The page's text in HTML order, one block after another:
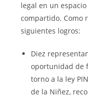
legal en un
compartido. Como
siguientes logros:
Diez
oportunidad de
torno a la ley
de la Niñez,